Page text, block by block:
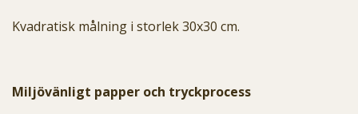
Kvadratisk målning i storlek 30x30 cm.
Miljövänligt papper och tryckprocess